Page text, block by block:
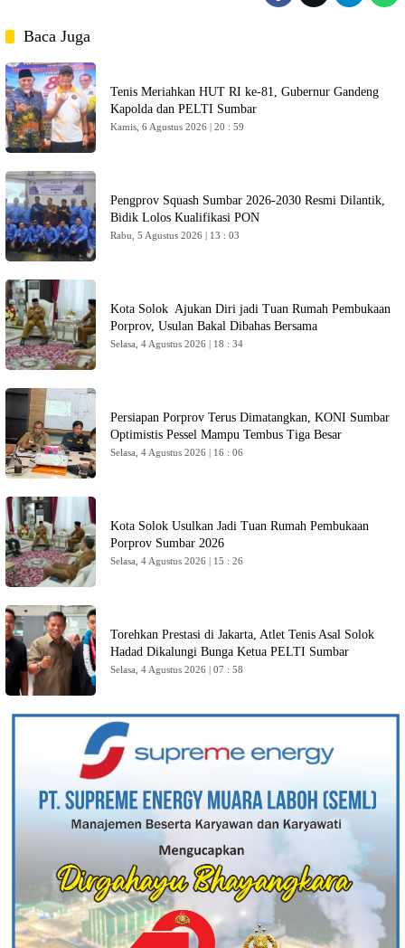
Baca Juga
Tenis Meriahkan HUT RI ke-81, Gubernur Gandeng
Kapolda dan PELTI Sumbar
Kamis, 6 Agustus 2026 | 20 : 59
Pengprov Squash Sumbar 2026-2030 Resmi Dilantik,
Bidik Lolos Kualifikasi PON
Rabu, 5 Agustus 2026 | 13 : 03
Kota Solok Ajukan Diri jadi Tuan Rumah Pembukaan
Porprov, Usulan Bakal Dibahas Bersama
Selasa, 4 Agustus 2026 | 18 : 34
Persiapan Porprov Terus Dimatangkan, KONI Sumbar
Optimistis Pessel Mampu Tembus Tiga Besar
Selasa, 4 Agustus 2026 | 16 : 06
Kota Solok Usulkan Jadi Tuan Rumah Pembukaan
Porprov Sumbar 2026
Selasa, 4 Agustus 2026 | 15 : 26
Torehkan Prestasi di Jakarta, Atlet Tenis Asal Solok
Hadad Dikalungi Bunga Ketua PELTI Sumbar
Selasa, 4 Agustus 2026 | 07 : 58